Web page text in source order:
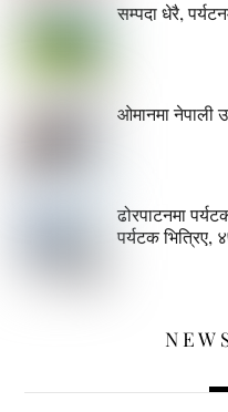
सम्पदा धेरै,
ओमानमा नेपाली
ढोरपाटनमा
पर्यटक भित्रिए,